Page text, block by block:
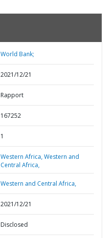
World Bank;
2021/12/21
Rapport
167252
1
Western Africa,Western and
Central Africa,
Western and Central Africa,
2021/12/21
Disclosed